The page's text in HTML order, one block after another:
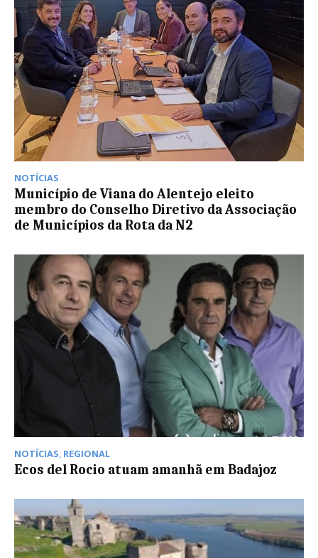
NOTÍCIAS
Município de Viana do Alentejo eleito
membro do Conselho Diretivo da Associação
de Municípios da Rota da N2
NOTÍCIAS, REGIONAL
Ecos del Rocio atuam amanhã em Badajoz